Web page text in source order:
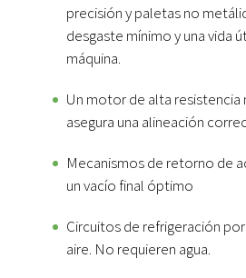
precisión y paletas no
desgaste mínimo y una vida
máquina.
Un motor de alta
asegura una alineación
Mecanismos de retorno de
un vacío final óptimo
Circuitos de refrigeración
aire. No requieren agua.